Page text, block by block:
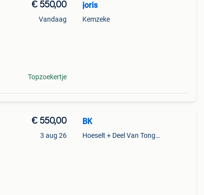
€ 550,00
Vandaag
Topzoekertje
joris
Kemzeke
€ 550,00
3 aug 26
BK
Hoeselt + Deel Van Tongeren